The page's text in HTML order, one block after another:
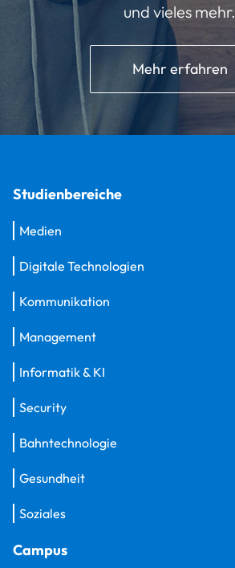
und vieles mehr.
Mehr erfahren
Studienbereiche
Medien
Digitale Technologien
Kommunikation
Management
Informatik & KI
Security
Bahntechnologie
Gesundheit
Soziales
Campus